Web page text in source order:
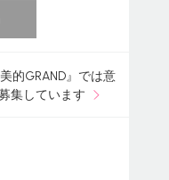
的GRAND』では意
集しています